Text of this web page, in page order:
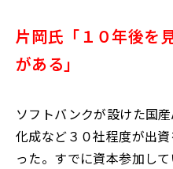
片岡氏「１０年後を
がある」
ソフトバンクが設けた国
化成など３０社程度が出
った。すでに資本参加し